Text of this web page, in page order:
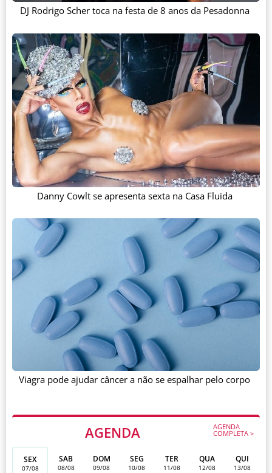
AGENDA AGENDA
COMPLETA >
SEX
07/08
SAB
08/08
DOM
09/08
SEG
10/08
TER
11/08
QUA
12/08
QUI
13/08
DJ Rodrigo Scher toca na festa de 8 anos da Pesadonna
Danny Cowlt se apresenta sexta na Casa Fluida
Viagra pode ajudar câncer a não se espalhar pelo corpo